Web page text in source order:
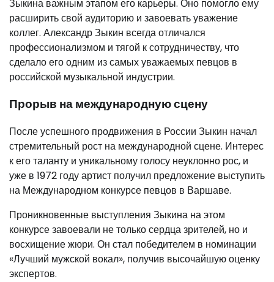
Зыкина важным этапом его карьеры. Оно помогло ему
расширить свой аудиторию и завоевать уважение
коллег. Александр Зыкин всегда отличался
профессионализмом и тягой к сотрудничеству, что
сделало его одним из самых уважаемых певцов в
российской музыкальной индустрии.
Прорыв на международную сцену
После успешного продвижения в России Зыкин начал
стремительный рост на международной сцене. Интерес
к его таланту и уникальному голосу неуклонно рос, и
уже в 1972 году артист получил предложение выступить
на Международном конкурсе певцов в Варшаве.
Проникновенные выступления Зыкина на этом
конкурсе завоевали не только сердца зрителей, но и
восхищение жюри. Он стал победителем в номинации
«Лучший мужской вокал», получив высочайшую оценку
экспертов.